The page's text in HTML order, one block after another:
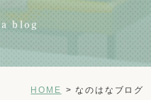
blog
HOME なのはなブログ